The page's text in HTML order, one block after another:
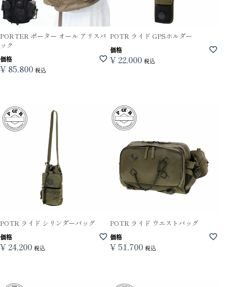
PORTER ポーター オール アリスパ
ック
価格
¥ 85,800 税込
POTR ライド GPSホルダー
価格
¥ 22,000 税込
POTR ライド シリンダーバッグ
価格
¥ 24,200 税込
POTR ライド ウエストバッグ
価格
¥ 51,700 税込